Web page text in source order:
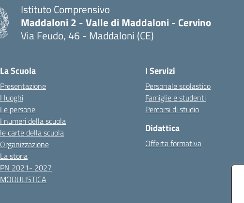
Istituto Comprensivo
Maddaloni 2 - Valle di Maddaloni - Cervino
Via Feudo, 46 - Maddaloni (CE)
La Scuola
Presentazione
I luoghi
Le persone
I numeri della scuola
le carte della scuola
Organizzazione
La storia
PN 2021- 2027
MODULISTICA
I Servizi
Personale scolastico
Famiglie e studenti
Percorsi di studio
Didattica
Offerta formativa